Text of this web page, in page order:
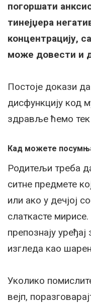
погоршати
тинејџера
концентрацију,
може довести и
Постоје докази
дисфункцију код
здравље ћемо тек
Кад можете
Родитељи треба
ситне предмете
или ако у дечјој
слаткасте
препознају
изгледа као
Уколико
вејп,